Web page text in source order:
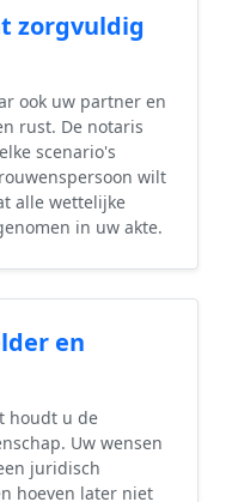
zorgvuldig
ook uw partner en
rust. De notaris
scenario's
wilt
alle wettelijke
in uw akte.
en
houdt u de
Uw wensen
juridisch
hoeven later niet